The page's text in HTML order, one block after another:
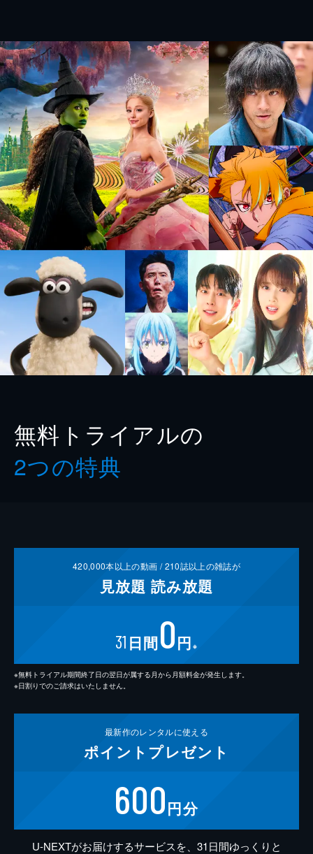
無料トライアルの
2つの特典
420,000本以上の動画 /210誌以上の雑誌が
見放題 読み放題
31 日間0円 ※
※無料トライアル期間終了日の翌日が属する月から月額料金が発生します。
※日割りでのご請求はいたしません。
最新作のレンタルに使える
ポイント プレゼント
600円分
U-NEXTがお届けするサービスを、31日間ゆっくりと